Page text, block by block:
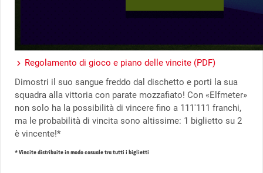
Regolamento di gioco e piano delle vincite (PDF)
Dimostri il suo sangue freddo dal dischetto e porti la sua
squadra alla vittoria con parate mozzafiato! Con «Elfmeter»
non solo ha la possibilità di vincere fino a 111'111 franchi,
ma le probabilità di vincita sono altissime: 1 biglietto su 2
è vincente!*
* Vincite distribuite in modo casuale tra tutti i biglietti